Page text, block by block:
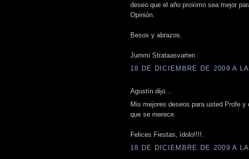
deseo que el año proximo sea mejor
Opinión.
Besos y abrazos.
Jummi Strataasvarten
18 DE DICIEMBRE DE 2009 A
Agustín dijo...
Mis mejores deseos para usted Profe
que se merece.
Felices Fiestas, ídolo!!!!.
18 DE DICIEMBRE DE 2009 A